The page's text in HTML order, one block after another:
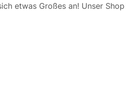
etwas Großes an! Unser